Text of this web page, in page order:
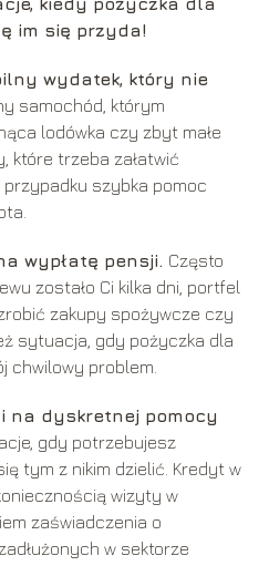
im się przyda!
wydatek, który nie
samochód, którym
lodówka czy zbyt małe
które trzeba załatwić
przypadku szybka pomoc
wypłatę pensji. Często
zostało Ci kilka dni, portfel
zakupy spożywcze czy
sytuacja, gdy pożyczka dla
chwilowy problem.
na dyskretnej pomocy
gdy potrzebujesz
tym z nikim dzielić. Kredyt w
wizyty w
zaświadczenia o
w sektorze